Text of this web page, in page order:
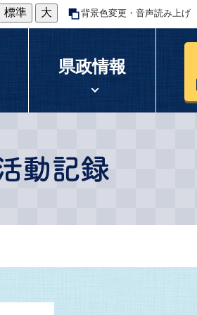
標準 大 背景色変更・音声読み上げ
県政情報